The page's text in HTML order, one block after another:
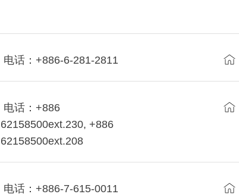
电话：+886-6-281-2811
电话：+886
62158500ext.230, +886
62158500ext.208
电话：+886-7-615-0011